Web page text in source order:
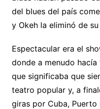
del blues del país
y Okeh la eliminó de su
Espectacular era el
donde a menudo
que significaba que
teatro popular y, a
giras por Cuba,